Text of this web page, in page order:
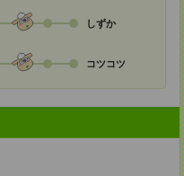
しずか
コツコツ